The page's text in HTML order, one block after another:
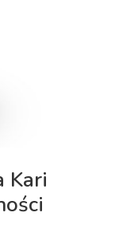
Kari